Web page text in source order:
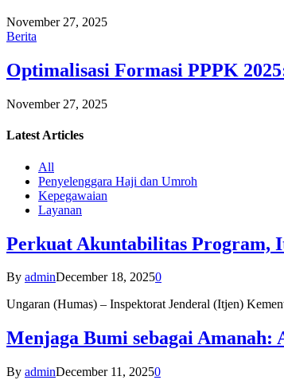
November 27, 2025
Berita
Optimalisasi Formasi PPPK
November 27, 2025
Latest Articles
All
Penyelenggara Haji dan Umroh
Kepegawaian
Layanan
Perkuat Akuntabilitas Program,
By adminDecember 18, 20250
Ungaran (Humas) – Inspektorat Jenderal (Itjen)
Menjaga Bumi sebagai
By adminDecember 11, 20250